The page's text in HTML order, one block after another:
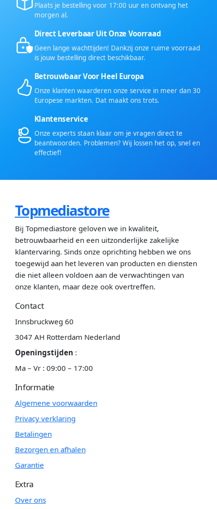
Plaats je bestelling voor 17:00 uur en ontvang het
morgen al.
Direct Leverbaar Uit Onze Voorraad
Geen lange wachttijden! Dankzij onze ruime voorraad
is jouw bestelling direct beschikbaar.
Betrouwbaar Voor Heel Europa
Onze klanten waarderen onze service in meer dan 30
Europese markten. Dat maakt ons trots.
Klantenservice
Onze experts staan klaar om je vragen direct te
beantwoorden. Problemen? Wij lossen het op, snel en
effectief!
Topmediastore
Bij Topmediastore geloven we in kwaliteit,
betrouwbaarheid en een uitzonderlijke zakelijke
klantervaring. Sinds onze oprichting hebben we ons
toegewijd aan het leveren van producten en diensten
die niet alleen voldoen aan de verwachtingen van
onze klanten, maar deze ook overtreffen.
Contact
Innsbruckweg 60
3047 AH Rotterdam Nederland
Openingstijden :
Ma – Vr : 09:00 – 17:00
Informatie
Algemene voorwaarden
Privacy verklaring
Betalingen
Bezorgen en afhalen
Garantie
Extra
Over ons